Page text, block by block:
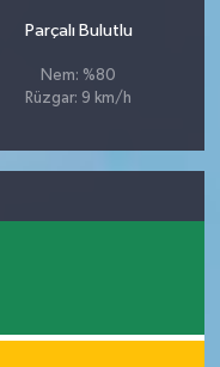
Parçalı Bulutlu
Nem: %80
Rüzgar: 9 km/h